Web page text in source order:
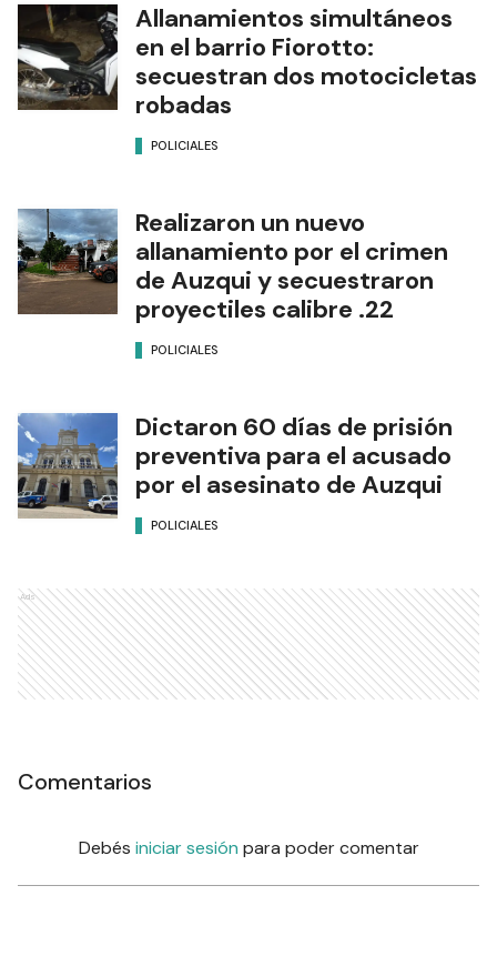
Allanamientos simultáneos
en el barrio Fiorotto:
secuestran dos motocicletas
robadas
POLICIALES
Realizaron un nuevo
allanamiento por el crimen
de Auzqui y secuestraron
proyectiles calibre .22
POLICIALES
Dictaron 60 días de prisión
preventiva para el acusado
por el asesinato de Auzqui
POLICIALES
Ads
Comentarios
Debés iniciar sesión para poder comentar